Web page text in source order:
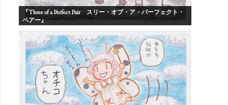
『Three of a Perfect Pair スリー・オブ・ア・パーフェクト・
ペアー』